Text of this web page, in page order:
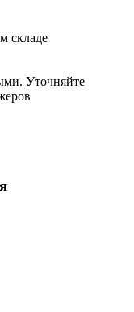
складе
Уточняйте